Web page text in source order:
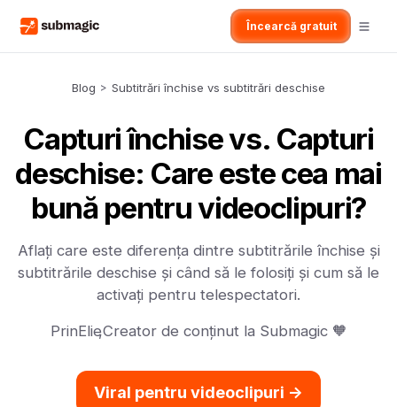
Încearcă gratuit
Blog > Subtitrări închise vs subtitrări deschise
Capturi închise vs. Capturi
deschise: Care este cea mai
bună pentru videoclipuri?
Aflați care este diferența dintre subtitrările închise și
subtitrările deschise și când să le folosiți și cum să le
activați pentru telespectatori.
PrinElie,Creator de conținut la Submagic 🧡
Viral pentru videoclipuri ->